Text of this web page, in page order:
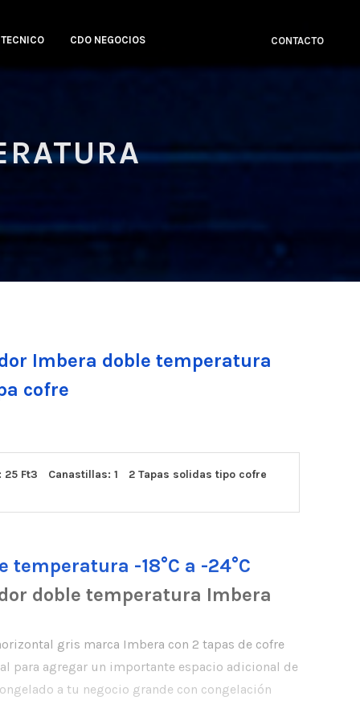
CONTACTO
CDO NEGOCIOS
Imbera doble temperatura
cofre
25 Ft3 Canastillas: 1 2 Tapas solidas tipo cofre
temperatura -18°C a -24°C
doble temperatura Imbera
gris marca Imbera con 2 tapas de cofre
para agregar un importante espacio adicional de
a tu negocio grande con congelación